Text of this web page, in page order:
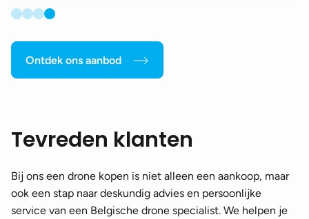
Ontdek ons aanbod
Tevreden klanten
Bij ons een drone kopen is niet alleen een aankoop, maar
ook een stap naar deskundig advies en persoonlijke
service van een Belgische drone specialist. We helpen je